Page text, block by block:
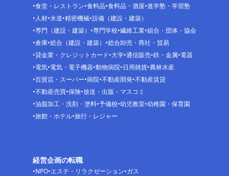
食堂・レストラン 食料品 食料品・酒屋 進学塾・学習塾
人材 水道 精密機械 設備（建設・建築）
専門（建設・建築）
専門学校 繊維工業 組合・団体・協会
倉庫 総合（建設・建築）
総合卸売・商社・貿易
貸金業・クレジットカード 大学 通信販売 鉄・金属 電器
電気 電気・電子機器 動物病院 日用雑貨 農林水産
百貨店・スーパー 病院 不動産開発 不動産賃貸
不動産売買 保険 放送・出版・マスコミ
油脂加工・洗剤・塗料 予備校 幼児教室 幼稚園・保育園
旅館・ホテル 旅行・レジャー
経営企画の転職
NPO エステ・リラクゼーション ガス